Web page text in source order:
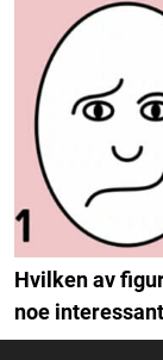
Hvilken av
noe